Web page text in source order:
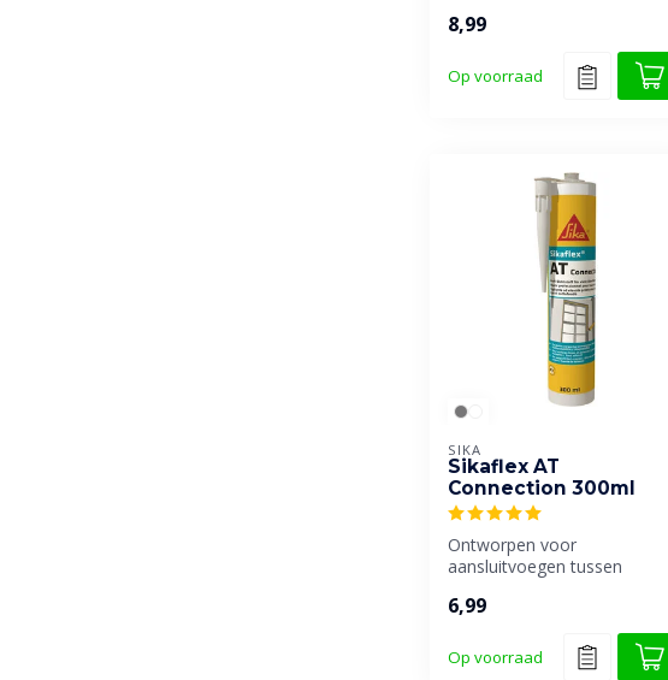
8,99
Op voorraad
SIKA
Sikaflex AT
Connection 300ml
Ontworpen voor
aansluitvoegen tussen
ondergronden
6,99
Op voorraad